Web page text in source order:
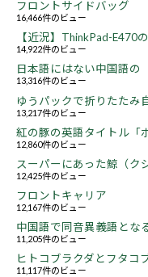
フロントサイドバッグ
16,466件のビュー
【近況】ThinkPad-E470
14,922件のビュー
日本語にはない中国語の
13,316件のビュー
ゆうパックで折りたたみ
13,217件のビュー
紅の豚の英語タイトル「
12,860件のビュー
スーパーにあった鯨（ク
12,425件のビュー
フロントキャリア
12,167件のビュー
中国語で同音異義語とな
11,205件のビュー
ヒトコブラクダとフタコ
11,117件のビュー